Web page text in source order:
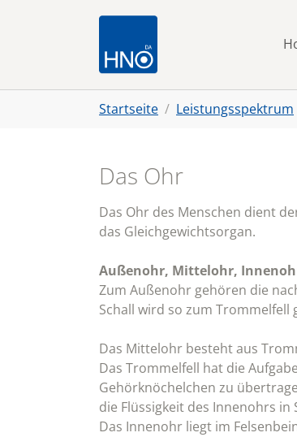
Startseite Leistungsspektrum
Das Ohr
Das Ohr des Menschen dient
das Gleichgewichtsorgan.
Außenohr, Mittelohr,
Zum Außenohr gehören die
Schall wird so zum
Das Mittelohr besteht aus
Das Trommelfell hat die
Gehörknöchelchen zu
die Flüssigkeit des Innenohrs in
Das Innenohr liegt im